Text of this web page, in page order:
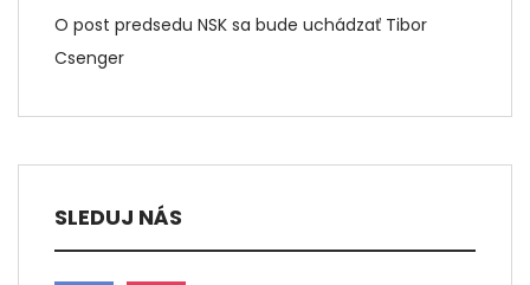
O post predsedu NSK sa bude uchádzať Tibor
Csenger
SLEDUJ NÁS